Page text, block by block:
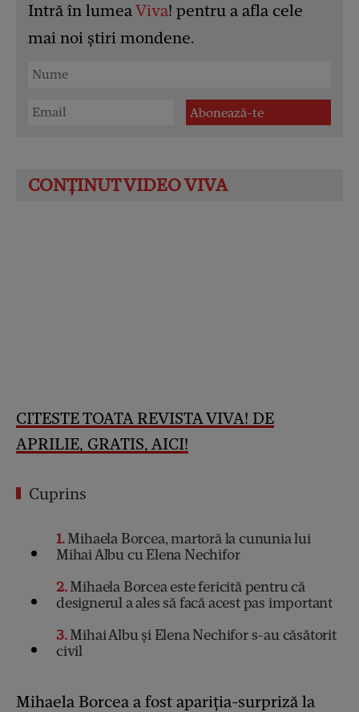
Intră în lumeaViva! pentru a afla cele
mai noi știri mondene.
CITESTE TOATA REVISTA VIVA! DE
APRILIE, GRATIS, AICI!
Cuprins
1Mihaela Borcea, martoră la cununia lui
Mihai Albu cu Elena Nechifor
2Mihaela Borcea este fericită pentru că
designerul a ales să facă acest pas important
3Mihai Albu și Elena Nechifor s-au căsătorit
civil
Mihaela Borcea a fost apariția-surpriză la